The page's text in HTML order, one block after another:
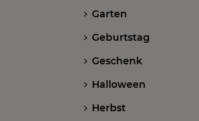
Garten
Geburtstag
Geschenk
Halloween
Herbst